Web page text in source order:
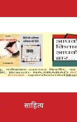
साहित्य